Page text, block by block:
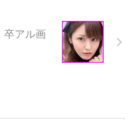
卒アル画